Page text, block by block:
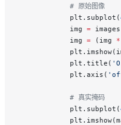
            # 原始图像
            plt.subplot(
            img
=
            img
= (img *
            plt.title(
            plt.axis(
            # 真实掩码
            plt.subplot(